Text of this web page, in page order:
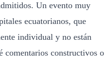
Un evento muy
ecuatorianos, que
individual y no están
comentarios constructivos o